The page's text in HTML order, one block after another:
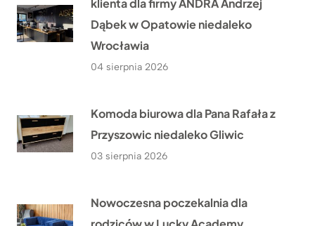
klienta dla firmy ANDRA Andrzej
Dąbek w Opatowie niedaleko
Wrocławia
04 sierpnia 2026
Komoda biurowa dla Pana Rafała z
Przyszowic niedaleko Gliwic
03 sierpnia 2026
Nowoczesna poczekalnia dla